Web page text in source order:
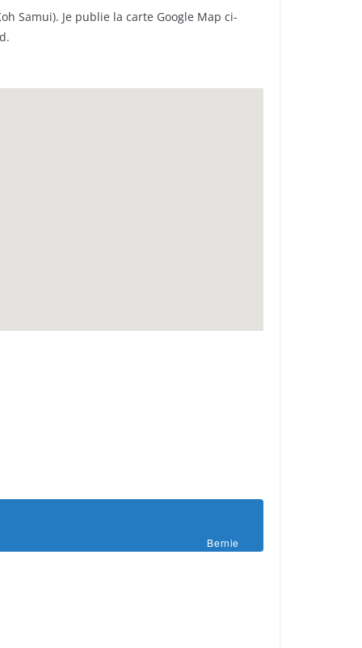
Samui). Je publie la carte Google Map ci-
Bernie